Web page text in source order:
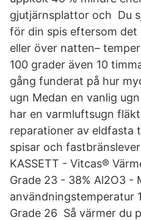
gjutjärnsplattor och Du
för din spis eftersom
eller över natten–
100 grader även 10
gång funderat på hur
ugn Medan en vanlig
har en varmluftsugn
reparationer av eldfasta
spisar och
KASSETT - Vitcas®
Grade 23 - 38% Al2O3 -
användningstemperatur
Grade 26 Så värmer du